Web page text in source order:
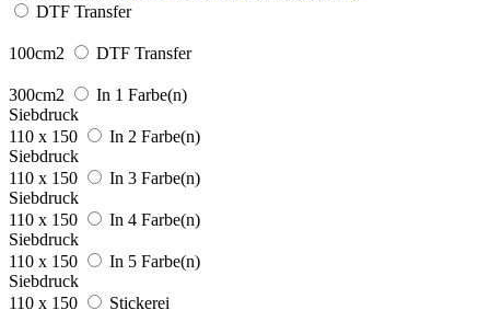
DTF Transfer
100cm2 DTF Transfer
300cm2
In 1 Farbe(n)
Siebdruck
110 x 150
In 2 Farbe(n)
Siebdruck
110 x 150
In 3 Farbe(n)
Siebdruck
110 x 150
In 4 Farbe(n)
Siebdruck
110 x 150
In 5 Farbe(n)
Siebdruck
110 x 150
Stickerei